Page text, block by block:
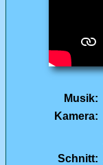
Musik:
Kamera:
Schnitt: